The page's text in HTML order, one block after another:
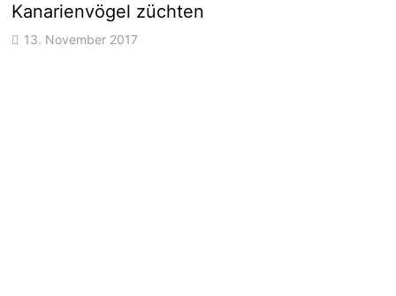
Kanarienvögel züchten
13. November 2017